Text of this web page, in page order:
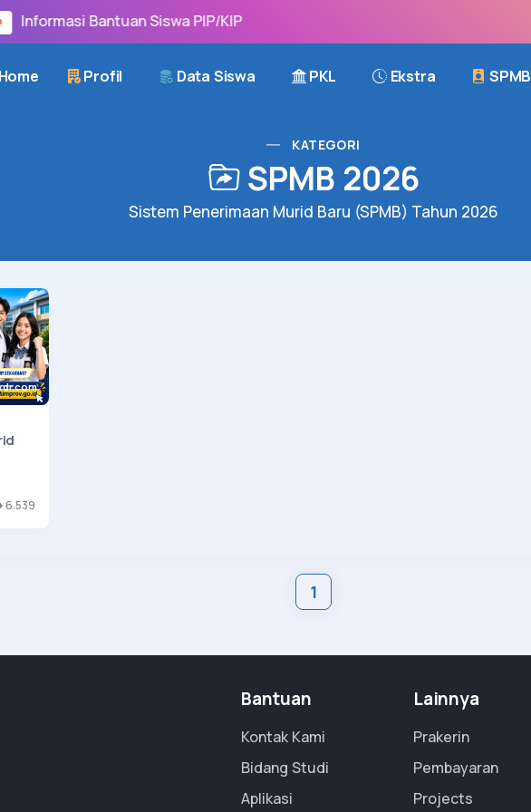
Informasi Bantuan Siswa PIP/KIP
Profil Data Siswa PKL Ekstra SPMB
KATEGORI
SPMB 2026
Sistem Penerimaan Murid Baru (SPMB) Tahun 2026
6.539
1
Bantuan
Kontak Kami
Bidang Studi
Aplikasi
Lainnya
Prakerin
Pembayaran
Projects